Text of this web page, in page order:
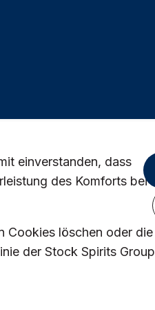
einverstanden, dass
des Komforts bei
Cookies löschen oder die
der Stock Spirits Group